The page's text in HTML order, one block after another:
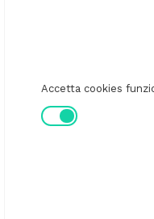
Accetta cookies